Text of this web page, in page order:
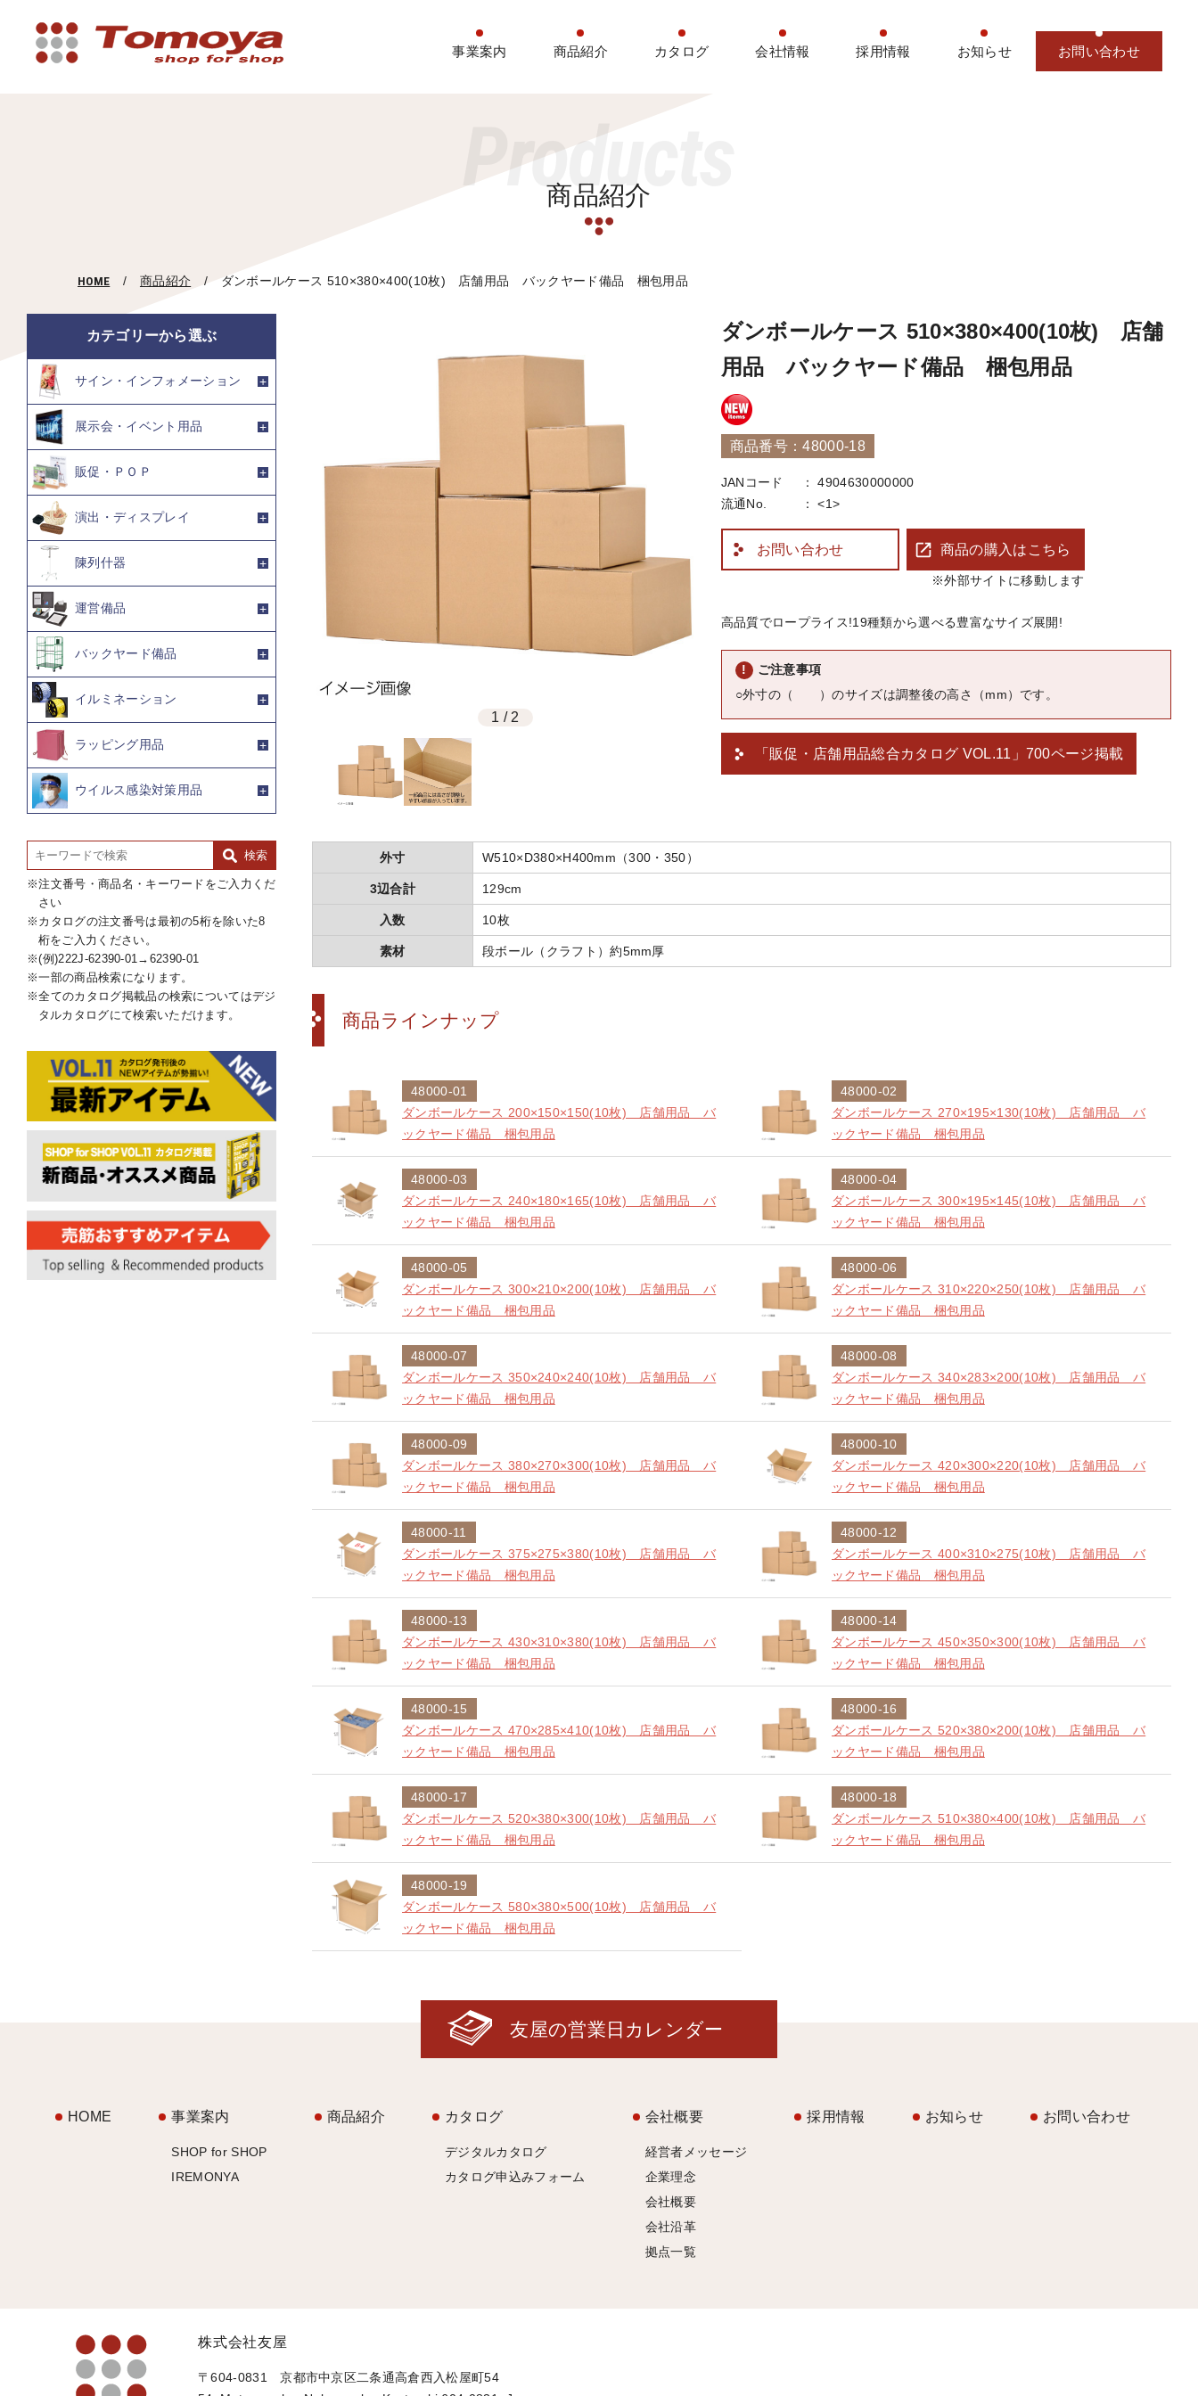
事業案内 商品紹介 カタログ 会社情報 採用情報 お知らせ お問い合わせ
Products
商品紹介
HOME 商品紹介 ダンボールケース 510×380×400(10枚) 店舗用品 バックヤード備品 梱包用品
1 / 2
ダンボールケース 510×380×400(10枚) 店舗
用品 バックヤード備品 梱包用品
商品番号：48000-18
JANコード
4904630000000
流通No.
<1>
お問い合わせ 商品の購入はこちら
※外部サイトに移動します
高品質でロープライス!19種類から選べる豊富なサイズ展開!
ご注意事項
○外寸の（ ）のサイズは調整後の高さ（mm）です。
「販促・店舗用品総合カタログ VOL.11」 700ページ掲載
外寸 W510×D380×H400mm（300・350）
3辺合計 129cm
入数 10枚
素材 段ボール（クラフト）約5mm厚
商品ラインナップ
48000-01
ダンボールケース 200×150×150(10枚) 店舗用品 バ
ックヤード備品 梱包用品
48000-02
ダンボールケース 270×195×130(10枚) 店舗用品 バ
ックヤード備品 梱包用品
48000-03
ダンボールケース 240×180×165(10枚) 店舗用品 バ
ックヤード備品 梱包用品
48000-04
ダンボールケース 300×195×145(10枚) 店舗用品 バ
ックヤード備品 梱包用品
48000-05
ダンボールケース 300×210×200(10枚) 店舗用品 バ
ックヤード備品 梱包用品
48000-06
ダンボールケース 310×220×250(10枚) 店舗用品 バ
ックヤード備品 梱包用品
48000-07
ダンボールケース 350×240×240(10枚) 店舗用品 バ
ックヤード備品 梱包用品
48000-08
ダンボールケース 340×283×200(10枚) 店舗用品 バ
ックヤード備品 梱包用品
48000-09
ダンボールケース 380×270×300(10枚) 店舗用品 バ
ックヤード備品 梱包用品
48000-10
ダンボールケース 420×300×220(10枚) 店舗用品 バ
ックヤード備品 梱包用品
48000-11
ダンボールケース 375×275×380(10枚) 店舗用品 バ
ックヤード備品 梱包用品
48000-12
ダンボールケース 400×310×275(10枚) 店舗用品 バ
ックヤード備品 梱包用品
48000-13
ダンボールケース 430×310×380(10枚) 店舗用品 バ
ックヤード備品 梱包用品
48000-14
ダンボールケース 450×350×300(10枚) 店舗用品 バ
ックヤード備品 梱包用品
48000-15
ダンボールケース 470×285×410(10枚) 店舗用品 バ
ックヤード備品 梱包用品
48000-16
ダンボールケース 520×380×200(10枚) 店舗用品 バ
ックヤード備品 梱包用品
48000-17
ダンボールケース 520×380×300(10枚) 店舗用品 バ
ックヤード備品 梱包用品
48000-18
ダンボールケース 510×380×400(10枚) 店舗用品 バ
ックヤード備品 梱包用品
48000-19
ダンボールケース 580×380×500(10枚) 店舗用品 バ
ックヤード備品 梱包用品
カテゴリーから選ぶ
サイン・インフォメーション
展示会・イベント用品
販促・ＰＯＰ
演出・ディスプレイ
陳列什器
運営備品
バックヤード備品
イルミネーション
ラッピング用品
ウイルス感染対策用品
注文番号・商品名・キーワードをご入力くだ
さい
カタログの注文番号は最初の5桁を除いた8
桁をご入力ください。
(例)222J-62390-01→62390-01
一部の商品検索になります。
全てのカタログ掲載品の検索についてはデジ
タルカタログにて検索いただけます。
友屋の営業日カレンダー
HOME 事業案内
SHOP for SHOP
IREMONYA
商品紹介 カタログ
デジタルカタログ
カタログ申込みフォーム
会社概要
経営者メッセージ
企業理念
会社概要
会社沿革
拠点一覧
採用情報 お知らせ お問い合わせ
株式会社友屋
〒604-0831 京都市中京区二条通高倉西入松屋町54